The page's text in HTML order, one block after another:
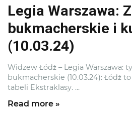
Legia Warszawa:
bukmacherskie i
(10.03.24)
Widzew Łódź – Legia Warszawa:
bukmacherskie (10.03.24): Łódź
tabeli Ekstraklasy. ...
Read more »